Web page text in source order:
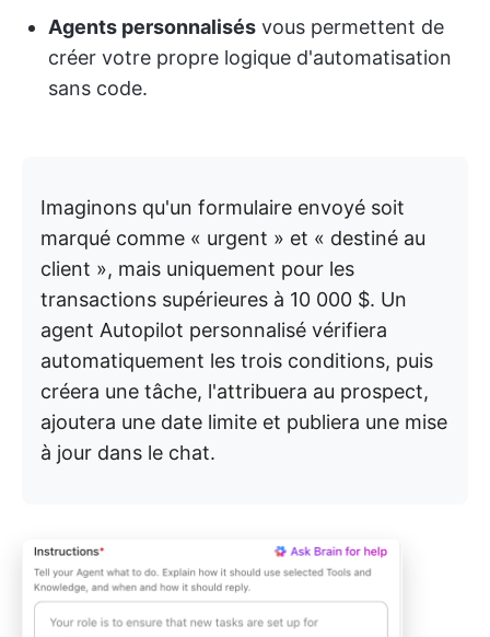
Agents personnalisés vous permettent de
créer votre propre logique d'automatisation
sans code.
Imaginons qu'un formulaire envoyé soit
marqué comme « urgent » et « destiné au
client », mais uniquement pour les
transactions supérieures à 10 000 $. Un
agent Autopilot personnalisé vérifiera
automatiquement les trois conditions, puis
créera une tâche, l'attribuera au prospect,
ajoutera une date limite et publiera une mise
à jour dans le chat.